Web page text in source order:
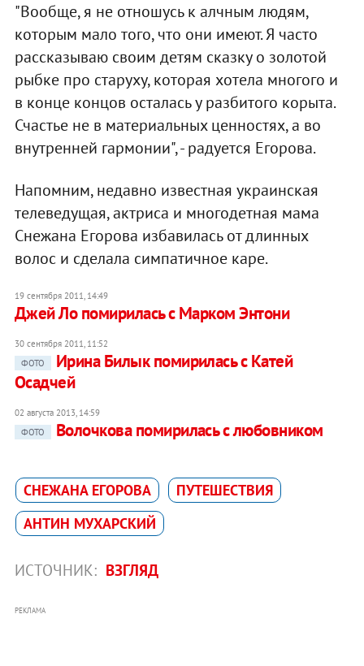
"Вообще, я не отношусь к алчным людям,
которым мало того, что они имеют. Я часто
рассказываю своим детям сказку о золотой
рыбке про старуху, которая хотела многого и
в конце концов осталась у разбитого корыта.
Счастье не в материальных ценностях, а во
внутренней гармонии", - радуется Егорова.
Напомним, недавно известная украинская
телеведущая, актриса и многодетная мама
Снежана Егорова избавилась от длинных
волос и сделала симпатичное каре.
19 сентября 2011, 14:49
Джей Ло помирилась с Марком Энтони
30 сентября 2011, 11:52
ФОТО
Ирина Билык помирилась с Катей
Осадчей
02 августа 2013, 14:59
ФОТО
Волочкова помирилась с любовником
СНЕЖАНА ЕГОРОВА
ПУТЕШЕСТВИЯ
АНТИН МУХАРСКИЙ
ИСТОЧНИК: ВЗГЛЯД
РЕКЛАМА